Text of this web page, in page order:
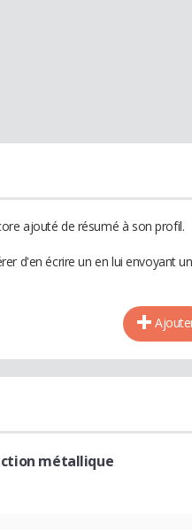
ajouté de résumé à son profil.
d'en écrire un en lui envoyant
métallique